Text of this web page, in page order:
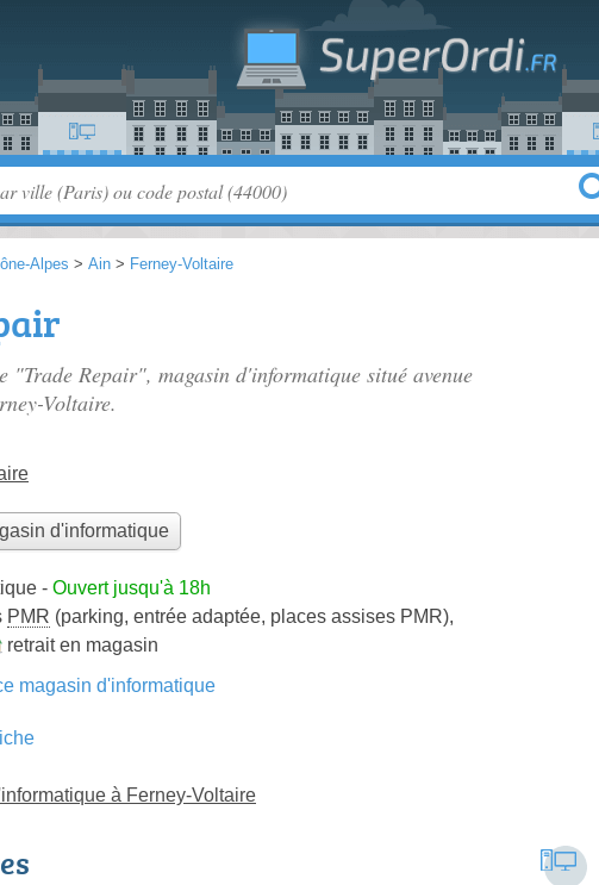
Alpes > Ain > Ferney-Voltaire
"Trade Repair", magasin d'informatique situé avenue
Voltaire.
d'informatique
- Ouvert jusqu'à 18h
PMR (parking, entrée adaptée, places assises PMR),
retrait en magasin
magasin d'informatique
à Ferney-Voltaire